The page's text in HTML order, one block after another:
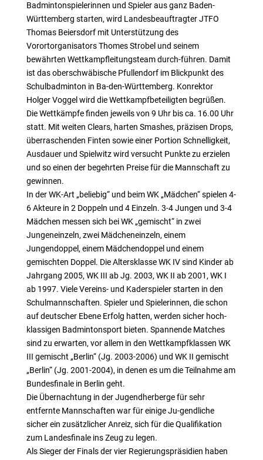
Badmintonspielerinnen und Spieler aus ganz Baden-
Württemberg starten, wird Landesbeauftragter JTFO
Thomas Beiersdorf mit Unterstützung des
Vorortorganisators Thomes Strobel und seinem
bewährten Wettkampfleitungsteam durch-führen. Damit
ist das oberschwäbische Pfullendorf im Blickpunkt des
Schulbadminton in Ba-den-Württemberg. Konrektor
Holger Voggel wird die Wettkampfbeteiligten begrüßen.
Die Wettkämpfe finden jeweils von 9 Uhr bis ca. 16.00 Uhr
statt. Mit weiten Clears, harten Smashes, präzisen Drops,
überraschenden Finten sowie einer Portion Schnelligkeit,
Ausdauer und Spielwitz wird versucht Punkte zu erzielen
und so einen der begehrten Preise für die Mannschaft zu
gewinnen.
In der WK-Art „beliebig“ und beim WK „Mädchen“ spielen 4-
6 Akteure in 2 Doppeln und 4 Einzeln. 3-4 Jungen und 3-4
Mädchen messen sich bei WK „gemischt“ in zwei
Jungeneinzeln, zwei Mädcheneinzeln, einem
Jungendoppel, einem Mädchendoppel und einem
gemischten Doppel. Die Altersklasse WK IV sind Kinder ab
Jahrgang 2005, WK III ab Jg. 2003, WK II ab 2001, WK I
ab 1997. Viele Vereins- und Kaderspieler starten in den
Schulmannschaften. Spieler und Spielerinnen, die schon
auf deutscher Ebene Erfolg hatten, werden sicher hoch-
klassigen Badmintonsport bieten. Spannende Matches
sind zu erwarten, vor allem in den Wettkampfklassen WK
III gemischt „Berlin“ (Jg. 2003-2006) und WK II gemischt
„Berlin“ (Jg. 2001-2004), in denen es um die Teilnahme am
Bundesfinale in Berlin geht.
Die Übernachtung in der Jugendherberge für sehr
entfernte Mannschaften war für einige Ju-gendliche
sicher ein zusätzlicher Anreiz, sich für die Qualifikation
zum Landesfinale ins Zeug zu legen.
Als Sieger der Finals der vier Regierungspräsidien haben